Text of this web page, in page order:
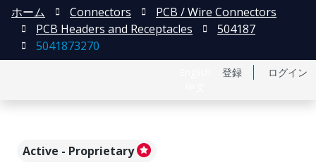
登録 ログイン
ホーム Connectors
PCB / Wire Connectors
PCB Headers and Receptacles
504187
5041873270
Active - Proprietary